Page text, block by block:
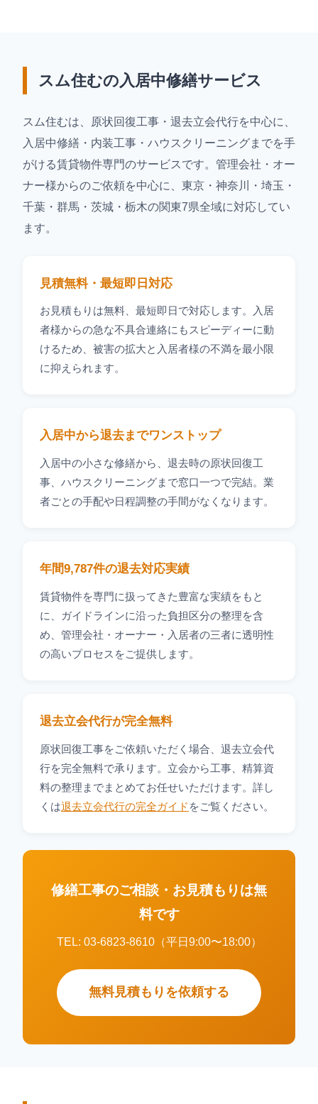
スム住むの入居中修繕サービス
スム住むは、原状回復工事・退去立会代行を中心に、
入居中修繕・内装工事・ハウスクリーニングまでを手
がける賃貸物件専門のサービスです。管理会社・オー
ナー様からのご依頼を中心に、東京・神奈川・埼玉・
千葉・群馬・茨城・栃木の関東7県全域に対応してい
ます。
見積無料・最短即日対応
お見積もりは無料、最短即日で対応します。入居
者様からの急な不具合連絡にもスピーディーに動
けるため、被害の拡大と入居者様の不満を最小限
に抑えられます。
入居中から退去までワンストップ
入居中の小さな修繕から、退去時の原状回復工
事、ハウスクリーニングまで窓口一つで完結。業
者ごとの手配や日程調整の手間がなくなります。
年間9,787件の退去対応実績
賃貸物件を専門に扱ってきた豊富な実績をもと
に、ガイドラインに沿った負担区分の整理を含
め、管理会社・オーナー・入居者の三者に透明性
の高いプロセスをご提供します。
退去立会代行が完全無料
原状回復工事をご依頼いただく場合、退去立会代
行を完全無料で承ります。立会から工事、精算資
料の整理までまとめてお任せいただけます。詳し
くは退去立会代行の完全ガイド をご覧ください。
修繕工事のご相談・お見積もりは無
料です
TEL: 03-6823-8610（平日9:00〜18:00）
無料見積もりを依頼する